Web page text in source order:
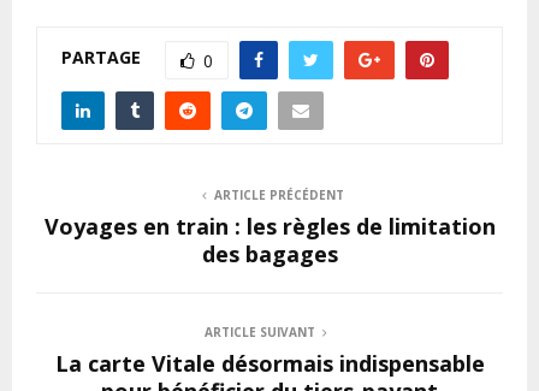
PARTAGE 0
ARTICLE PRÉCÉDENT
Voyages en train : les règles de limitation
des bagages
ARTICLE SUIVANT
La carte Vitale désormais indispensable